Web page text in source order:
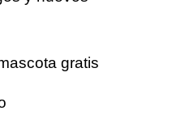
gratis